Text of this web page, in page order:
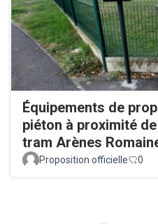
Équipements de
piéton à proximité
tram Arènes
Proposition officielle 0